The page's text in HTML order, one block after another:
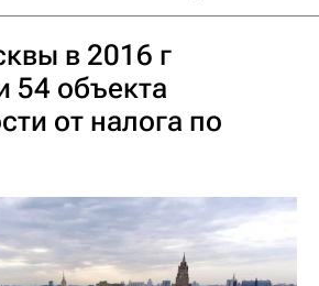
в 2016 г
54 объекта
от налога по